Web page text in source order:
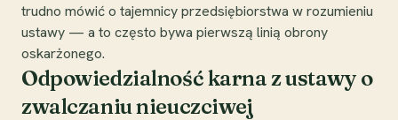
trudno mówić o tajemnicy przedsiębiorstwa w rozumieniu
ustawy — a to często bywa pierwszą linią obrony
oskarżonego.
Odpowiedzialność karna z ustawy o
zwalczaniu nieuczciwej